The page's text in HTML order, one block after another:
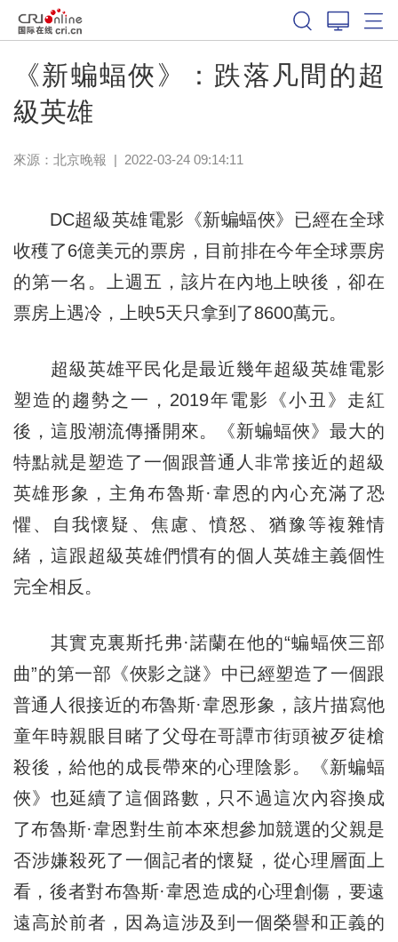
《新蝙蝠俠》：跌落凡間的超
級英雄
來源： 北京晚報 | 2022-03-24 09:14:11
DC超級英雄電影《新蝙蝠俠》已經在全球
收穫了6億美元的票房，目前排在今年全球票房
的第一名。上週五，該片在內地上映後，卻在
票房上遇冷，上映5天只拿到了8600萬元。
超級英雄平民化是最近幾年超級英雄電影
塑造的趨勢之一，2019年電影《小丑》走紅
後，這股潮流傳播開來。《新蝙蝠俠》最大的
特點就是塑造了一個跟普通人非常接近的超級
英雄形象，主角布魯斯·韋恩的內心充滿了恐
懼、自我懷疑、焦慮、憤怒、猶豫等複雜情
緒，這跟超級英雄們慣有的個人英雄主義個性
完全相反。
其實克裏斯托弗·諾蘭在他的“蝙蝠俠三部
曲”的第一部《俠影之謎》中已經塑造了一個跟
普通人很接近的布魯斯·韋恩形象，該片描寫他
童年時親眼目睹了父母在哥譚市街頭被歹徒槍
殺後，給他的成長帶來的心理陰影。《新蝙蝠
俠》也延續了這個路數，只不過這次內容換成
了布魯斯·韋恩對生前本來想參加競選的父親是
否涉嫌殺死了一個記者的懷疑，從心理層面上
看，後者對布魯斯·韋恩造成的心理創傷，要遠
遠高於前者，因為這涉及到一個榮譽和正義的